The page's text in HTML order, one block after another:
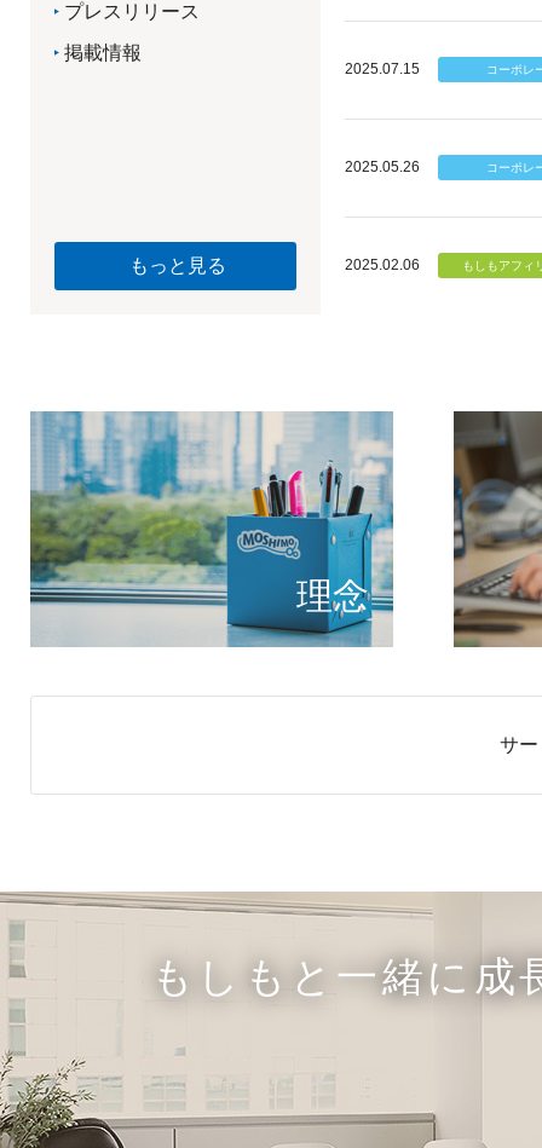
プレスリリース
掲載情報
もっと見る
2025.07.15
2025.05.26
2025.02.06
理念
個のチ
もしもが描く未
サ
もしもと一緒に成